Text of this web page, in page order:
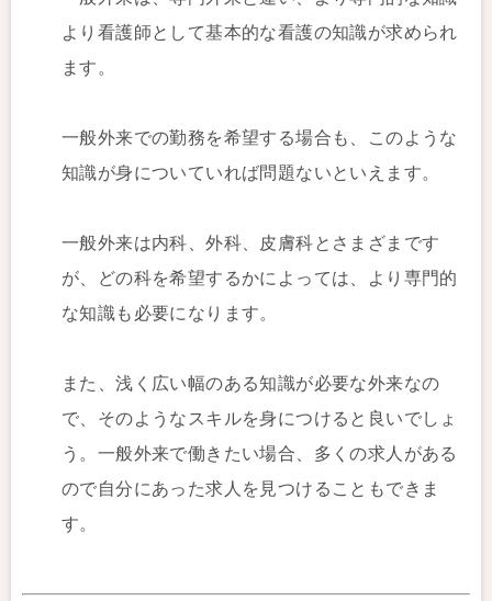
より看護師として基本的な看護の知識が求められ
ます。
一般外来での勤務を希望する場合も、このような
知識が身についていれば問題ないといえます。
一般外来は内科、外科、皮膚科とさまざまです
が、どの科を希望するかによっては、より専門的
な知識も必要になります。
また、浅く広い幅のある知識が必要な外来なの
で、そのようなスキルを身につけると良いでしょ
う。一般外来で働きたい場合、多くの求人がある
ので自分にあった求人を見つけることもできま
す。